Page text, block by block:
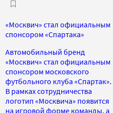
«Москвич» стал официальным
спонсором «Спартака»
Автомобильный бренд
«Москвич» стал официальным
спонсором московского
футбольного клуба «Спартак».
В рамках сотрудничества
логотип «Москвича» появится
на игровой форме команды, а